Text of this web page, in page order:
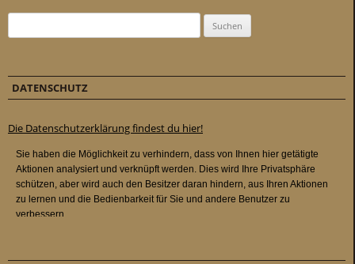
DATENSCHUTZ
Die Datenschutzerklärung findest du hier!